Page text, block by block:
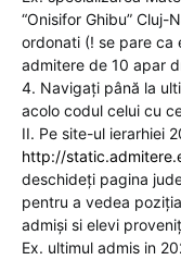
“Onisifor Ghibu” Cluj-
ordonati (! se pare ca
admitere de 10 apar
4. Navigați până la
acolo codul celui cu
II. Pe site-ul ierarhiei
http://
deschideți pagina
pentru a vedea
admiși si elevi
Ex. ultimul admis in